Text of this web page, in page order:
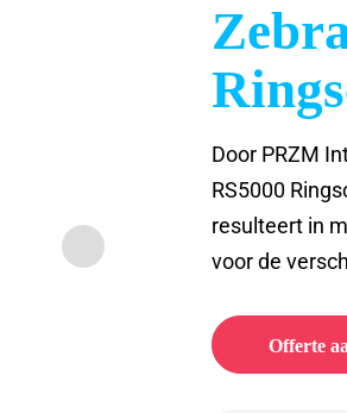
Door PRZM
RS5000
resulteert in
voor de
Offerte